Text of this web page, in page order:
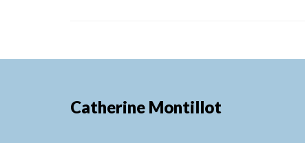
Catherine Montillot